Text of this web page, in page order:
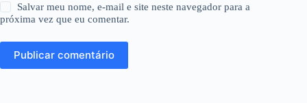
Salvar meu nome, e-mail e site neste navegador para a
próxima vez que eu comentar.
Publicar comentário